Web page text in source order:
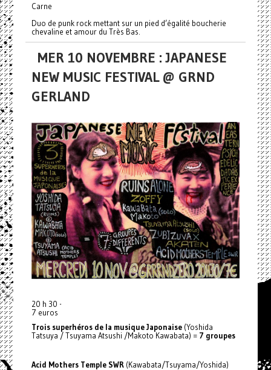
Carne
Duo de punk rock mettant sur un pied d’égalité boucherie
chevaline et amour du Très Bas.
MER 10 NOVEMBRE : JAPANESE
NEW MUSIC FESTIVAL @ GRND
GERLAND
20 h 30 -
7 euros
Trois superhéros de la musique Japonaise(Yoshida
Tatsuya / Tsuyama Atsushi /Makoto Kawabata) = 7 groupes
Acid Mothers Temple SWR(Kawabata/Tsuyama/Yoshida)